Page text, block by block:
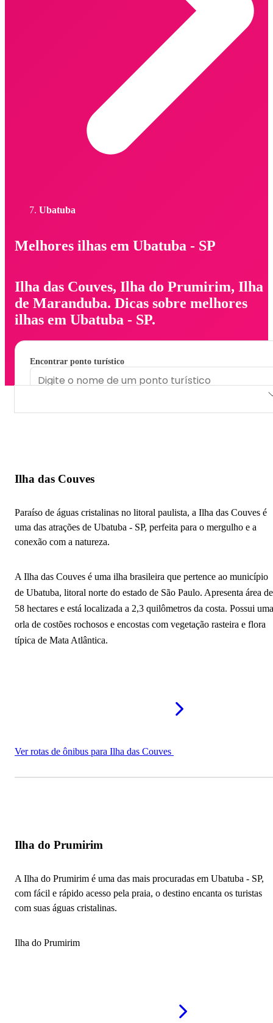
Ubatuba
Melhores ilhas em Ubatuba - SP
Ilha das Couves, Ilha do Prumirim, Ilha
de Maranduba. Dicas sobre melhores
ilhas em Ubatuba - SP.
Encontrar ponto turístico
Ilha das Couves
Paraíso de águas cristalinas no litoral paulista, a Ilha das Couves é
uma das atrações de Ubatuba - SP, perfeita para o mergulho e a
conexão com a natureza.
A Ilha das Couves é uma ilha brasileira que pertence ao município
de Ubatuba, litoral norte do estado de São Paulo. Apresenta área de
58 hectares e está localizada a 2,3 quilômetros da costa. Possui uma
orla de costões rochosos e encostas com vegetação rasteira e flora
típica de Mata Atlântica.
Ver rotas de ônibus para Ilha das Couves
Ilha do Prumirim
A Ilha do Prumirim é uma das mais procuradas em Ubatuba - SP,
com fácil e rápido acesso pela praia, o destino encanta os turistas
com suas águas cristalinas.
Ilha do Prumirim